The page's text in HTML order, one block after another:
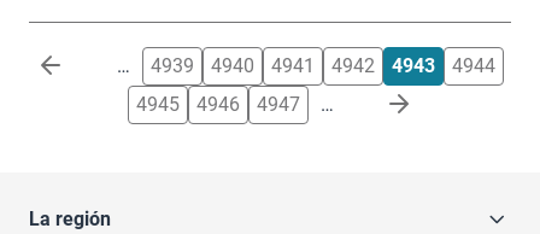
Paginación … 4939 4940 4941 4942 4943
4944
4945
4946 4947 …
La región